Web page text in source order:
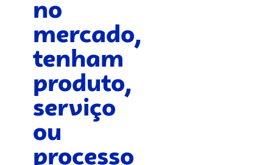
no
mercado,
tenham
produto,
serviço
ou
processo